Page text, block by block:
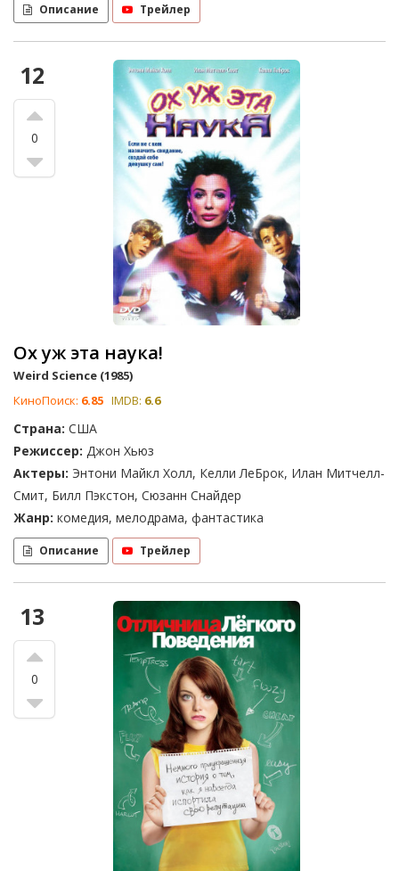
Описание Трейлер
12
0
Ох уж эта наука!
Weird Science (1985)
КиноПоиск: 6.85 IMDB: 6.6
Страна: США
Режиссер: Джон Хьюз
Актеры: Энтони Майкл Холл, Келли ЛеБрок, Илан Митчелл-
Смит, Билл Пэкстон, Сюзанн Снайдер
Жанр: комедия, мелодрама, фантастика
Описание Трейлер
13
0